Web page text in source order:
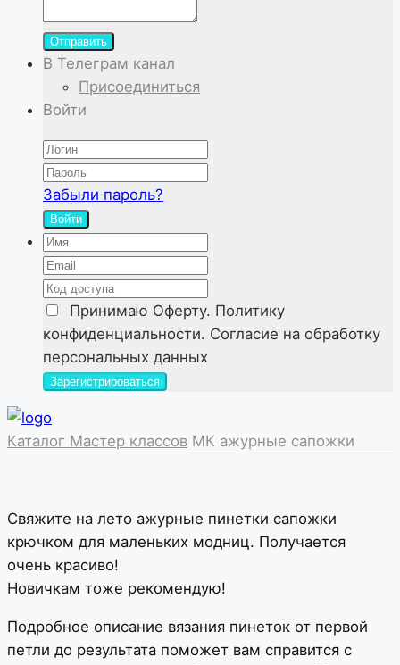
Отправить
В Телеграм канал
Присоединиться
Войти
Забыли пароль?
Войти
Принимаю Оферту. Политику
конфиденциальности. Согласие на обработку
персональных данных
Каталог Мастер классов МК ажурные сапожки
Свяжите на лето ажурные пинетки сапожки
крючком для маленьких модниц. Получается
очень красиво!
Новичкам тоже рекомендую!
Подробное описание вязания пинеток от первой
петли до результата поможет вам справится с